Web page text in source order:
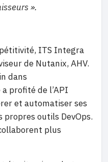
».
ITS Integra
de Nutanix, AHV.
dans
profité de l’API
et automatiser ses
outils DevOps.
plus